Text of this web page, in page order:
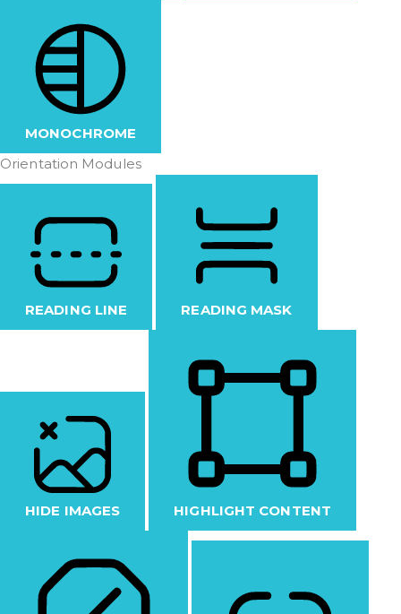
MONOCHROME
Orientation Modules
READING LINE READING MASK
HIDE IMAGES HIGHLIGHT CONTENT